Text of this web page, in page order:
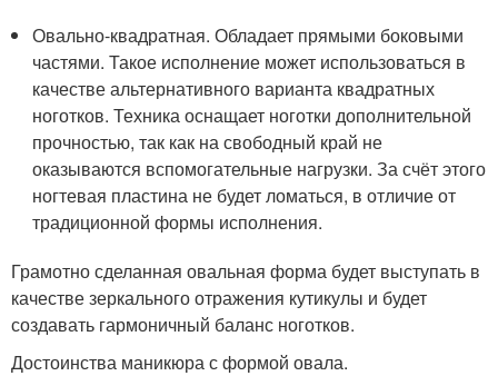
Овально-квадратная. Обладает прямыми боковыми
частями. Такое исполнение может использоваться в
качестве альтернативного варианта квадратных
ноготков. Техника оснащает ноготки дополнительной
прочностью, так как на свободный край не
оказываются вспомогательные нагрузки. За счёт этого
ногтевая пластина не будет ломаться, в отличие от
традиционной формы исполнения.
Грамотно сделанная овальная форма будет выступать в
качестве зеркального отражения кутикулы и будет
создавать гармоничный баланс ноготков.
Достоинства маникюра с формой овала.